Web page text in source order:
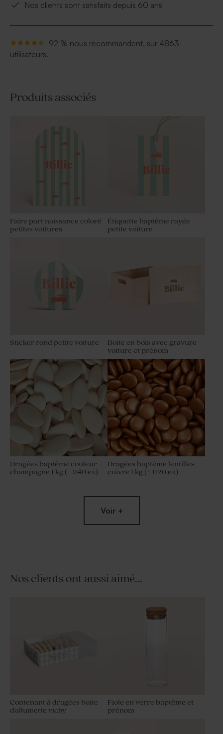
Nos clients sont satisfaits depuis 60 ans
92 % nous recommandent, sur 4863
utilisateurs.
Produits associés
Faire part naissance coloré
petites voitures
Étiquette baptême rayée
petite voiture
Sticker rond petite voiture
Boite en bois avec gravure
voiture et prénom
Dragées baptême couleur
champagne 1 kg (± 240 ex)
Dragées baptême lentilles
cuivre 1 kg (± 1120 ex)
amande 1 kg (± 300 ex)
Voir +
Nos clients ont aussi aimé...
Contenant à dragées boite
d'allumette vichy
Fiole en verre baptême et
prénom